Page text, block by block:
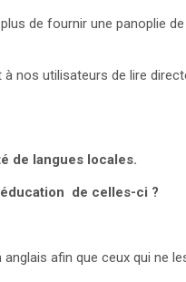
de fournir une panoplie
utilisateurs de lire
de langues locales.
de celles-ci ?
afin que ceux qui ne